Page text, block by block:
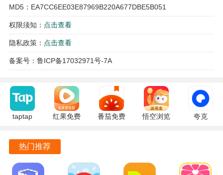
区。
用户可以通过校易行找到周边景点和商圈，了解当地的交通
情况和出行方式，为自己的出行计划提供参考和帮助。
校易行为用户提供全方位的出行服务，让用户在出行过程中
校易行手机版特色
校易行是一款功能强大、服务全面的综合服务应用。
通过校易行，用户可以享受到便捷、环保的出行体验，找到
适合自己的出行方式，组织骑行活动，了解周边地区的交通
情况，为自己的出行计划提供帮助。
MD5：EA7CC6EE03E87969B220A677DBE5B051
权限须知： 点击查看
隐私政策： 点击查看
备案号：鲁ICP备17032971号-7A
taptap
rel#100000
安卓版
红果免费
7.2.9.32
番茄免费
悟空浏览
夸克
热门推荐